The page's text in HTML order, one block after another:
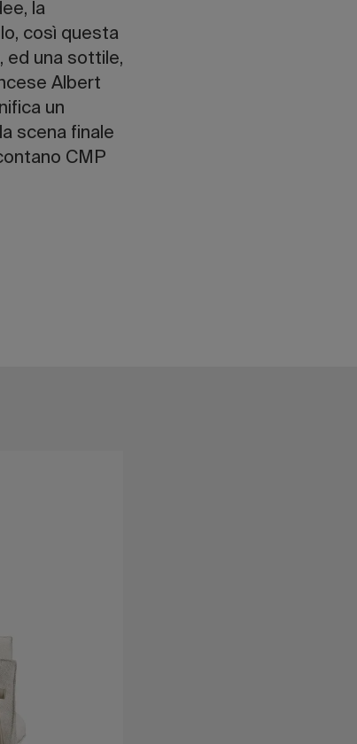
la
così questa
ed una sottile,
Albert
un
scena finale
CMP